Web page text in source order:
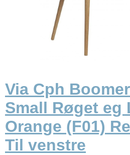
Via Cph
Small Røget eg
Orange (F01)
Til venstre